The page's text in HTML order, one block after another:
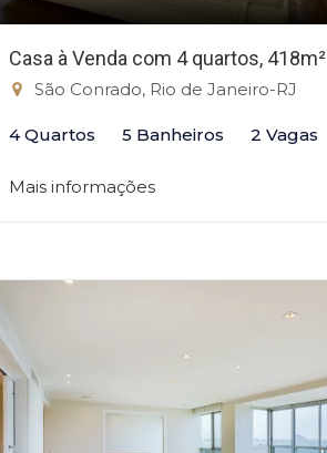
Casa à Venda com 4 quartos, 418m²
São Conrado, Rio de Janeiro-RJ
4 Quartos 5 Banheiros 2 Vagas
Mais informações